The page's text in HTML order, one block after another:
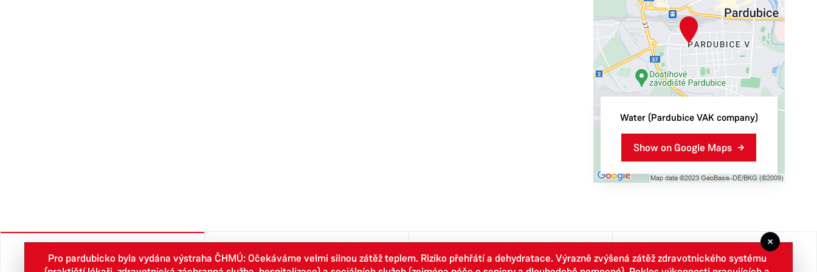
Water (Pardubice VAK company)
Show on Google Maps
Pro pardubicko byla vydána výstraha ČHMÚ: Očekáváme velmi silnou zátěž teplem. Riziko přehřátí a dehydratace. Výrazně zvýšená zátěž zdravotnického systému